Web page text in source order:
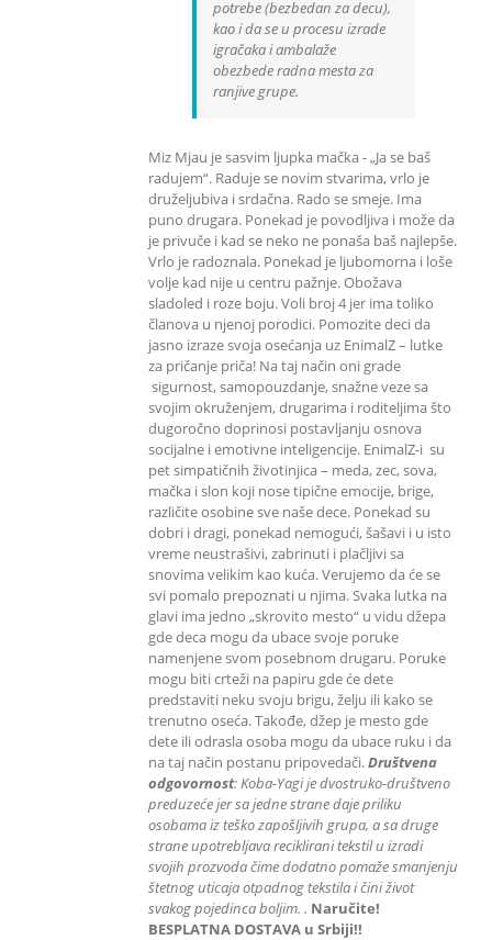
potrebe (bezbedan za decu),
kao i da se u procesu izrade
igračaka i ambalaže
obezbede radna mesta za
ranjive grupe.
Miz Mjau je sasvim ljupka mačka - „Ja se baš
radujem“. Raduje se novim stvarima, vrlo je
druželjubiva i srdačna. Rado se smeje. Ima
puno drugara. Ponekad je povodljiva i može da
je privuče i kad se neko ne ponaša baš najlepše.
Vrlo je radoznala. Ponekad je ljubomorna i loše
volje kad nije u centru pažnje. Obožava
sladoled i roze boju. Voli broj 4 jer ima toliko
članova u njenoj porodici. Pomozite deci da
jasno izraze svoja osećanja uz EnimalZ – lutke
za pričanje priča! Na taj način oni grade
sigurnost, samopouzdanje, snažne veze sa
svojim okruženjem, drugarima i roditeljima što
dugoročno doprinosi postavljanju osnova
socijalne i emotivne inteligencije. EnimalZ-i su
pet simpatičnih životinjica – meda, zec, sova,
mačka i slon koji nose tipične emocije, brige,
različite osobine sve naše dece. Ponekad su
dobri i dragi, ponekad nemogući, šašavi i u isto
vreme neustrašivi, zabrinuti i plačljivi sa
snovima velikim kao kuća. Verujemo da će se
svi pomalo prepoznati u njima. Svaka lutka na
glavi ima jedno „skrovito mesto“ u vidu džepa
gde deca mogu da ubace svoje poruke
namenjene svom posebnom drugaru. Poruke
mogu biti crteži na papiru gde će dete
predstaviti neku svoju brigu, želju ili kako se
trenutno oseća. Takođe, džep je mesto gde
dete ili odrasla osoba mogu da ubace ruku i da
na taj način postanu pripovedači.Društvena
odgovornost: Koba-Yagi je dvostruko-društveno
preduzeće jer sa jedne strane daje priliku
osobama iz teško zapošljivih grupa, a sa druge
strane upotrebljava reciklirani tekstil u izradi
svojih prozvoda čime dodatno pomaže smanjenju
štetnog uticaja otpadnog tekstila i čini život
svakog pojedinca boljim. . Naručite!
BESPLATNA DOSTAVA u Srbiji!!